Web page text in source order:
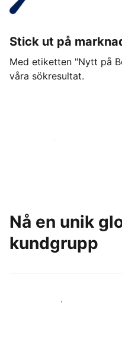
Stick ut på
Med etiketten "Nytt på
våra sökresultat.
Kom igång idag
Nå en unik
kundgrupp
Nå nya gäster idag